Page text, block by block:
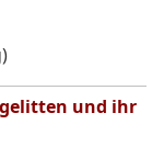
und ihr